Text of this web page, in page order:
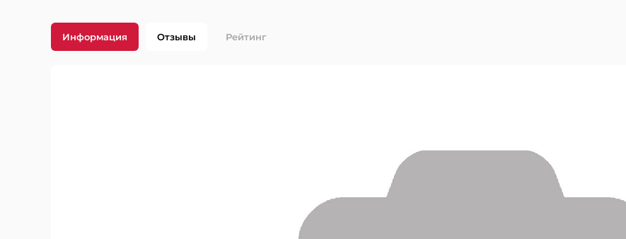
Информация Отзывы Рейтинг